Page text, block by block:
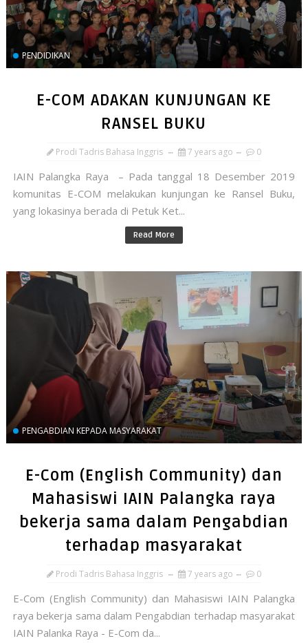
PENDIDIKAN
E-COM ADAKAN KUNJUNGAN KE
RANSEL BUKU
Prodi Tadris Bahasa Inggris 7 years ago 0
IAIN Palangka Raya – Pada tanggal 18 Desember 2019
komunitas E-COM melakukan kunjungan ke Ransel Buku,
yang lokasinya berada di Petuk Ket...
Read More
PENGABDIAN KEPADA MASYARAKAT
E-Com (English Community) dan
Mahasiswi IAIN Palangka raya
bekerja sama dalam Pengabdian
terhadap masyarakat
Prodi Tadris Bahasa Inggris 7 years ago 0
E-Com (English Community) dan Mahasiswi IAIN Palangka
raya bekerja sama dalam Pengabdian terhadap masyarakat
IAIN Palanka Raya - E-Com da...